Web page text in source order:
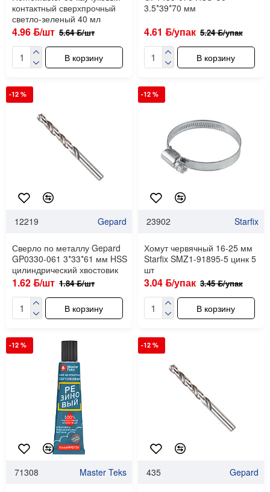
контактный сверхпрочный
светло-зеленый 40 мл
4.96 ƃ/шт 5.64 ƃ/шт
В корзину
3.5*39*70 мм
4.61 ƃ/упак 5.24 ƃ/упак
В корзину
-12 %
12219 Gepard
Сверло по металлу Gepard
GP0330-061 3*33*61 мм HSS
цилиндрический хвостовик
1.62 ƃ/шт 1.84 ƃ/шт
В корзину
-12 %
23902 Starfix
Хомут червячный 16-25 мм
Starfix SMZ1-91895-5 цинк 5
шт
3.04 ƃ/упак 3.45 ƃ/упак
В корзину
-12 %
71308 Master Teks
-12 %
435 Gepard